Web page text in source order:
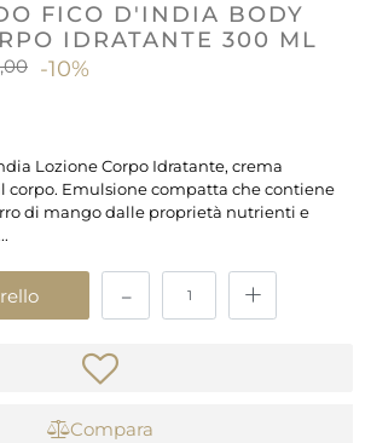
FICO D'INDIA BODY
IDRATANTE 300 ML
-10%
Lozione Corpo Idratante, crema
corpo. Emulsione compatta che contiene
di mango dalle proprietà nutrienti e
Compara